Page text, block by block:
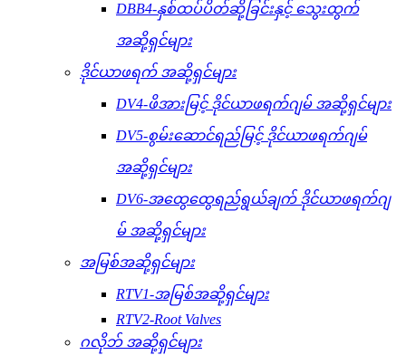
DBB4-နှစ်ထပ်ပိတ်ဆို့ခြင်းနှင့် သွေးထွက်
အဆို့ရှင်များ
ဒိုင်ယာဖရက် အဆို့ရှင်များ
DV4-ဖိအားမြင့် ဒိုင်ယာဖရက်ဂျမ် အဆို့ရှင်များ
DV5-စွမ်းဆောင်ရည်မြင့် ဒိုင်ယာဖရက်ဂျမ်
အဆို့ရှင်များ
DV6-အထွေထွေရည်ရွယ်ချက် ဒိုင်ယာဖရက်ဂျ
မ် အဆို့ရှင်များ
အမြစ်အဆို့ရှင်များ
RTV1-အမြစ်အဆို့ရှင်များ
RTV2-Root Valves
ဂလိုဘ် အဆို့ရှင်များ